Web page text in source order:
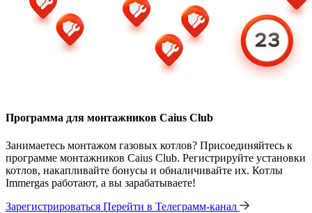
Программа для монтажников Caius Club
Занимаетесь монтажом газовых котлов? Присоединяйтесь к
программе монтажников Caius Club. Регистрируйте установки
котлов, накапливайте бонусы и обналичивайте их. Котлы
Immergas работают, а вы зарабатываете!
Зарегистрироваться Перейти в Телеграмм-канал